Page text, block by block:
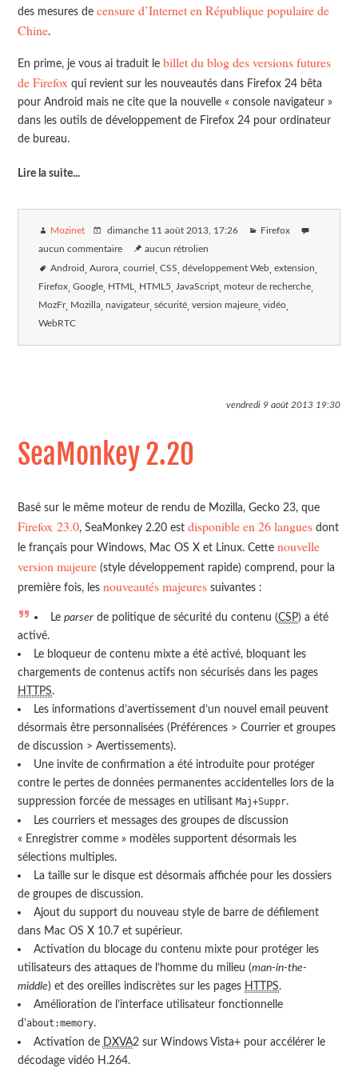
des mesures decensure d’Internet en République populaire de
Chine.
En prime, je vous ai traduit lebillet du blog des versions futures
de Firefox qui revient sur les nouveautés dans Firefox 24 bêta
pour Android mais ne cite que la nouvelle « console navigateur »
dans les outils de développement de Firefox 24 pour ordinateur
de bureau.
Lire la suite...
Mozinet dimanche 11 août 2013 , 17:26 Firefox
aucun commentaire aucun rétrolien
Android Aurora courriel CSS développement Web extension
Firefox Google HTML HTML5 JavaScript moteur de recherche
MozFr Mozilla navigateur sécurité version majeure vidéo
WebRTC
vendredi 9 août 201319:30
SeaMonkey 2.20
Basé sur le même moteur de rendu de Mozilla, Gecko 23, que
Firefox 23.0, SeaMonkey 2.20 estdisponible en 26 langues dont
le français pour Windows, Mac OS X et Linux. Cettenouvelle
version majeure (style développement rapide) comprend, pour la
première fois, lesnouveautés majeures suivantes :
Le parserde politique de sécurité du contenu (CSP) a été
activé.
Le bloqueur de contenu mixte a été activé, bloquant les
chargements de contenus actifs non sécurisés dans les pages
HTTPS.
Les informations d’avertissement d’un nouvel email peuvent
désormais être personnalisées (Préférences > Courrier et groupes
de discussion > Avertissements).
Une invite de confirmation a été introduite pour protéger
contre le pertes de données permanentes accidentelles lors de la
suppression forcée de messages en utilisantMaj+Suppr.
Les courriers et messages des groupes de discussion
« Enregistrer comme » modèles supportent désormais les
sélections multiples.
La taille sur le disque est désormais affichée pour les dossiers
de groupes de discussion.
Ajout du support du nouveau style de barre de défilement
dans Mac OS X 10.7 et supérieur.
Activation du blocage du contenu mixte pour protéger les
utilisateurs des attaques de l’homme du milieu (man-in-the-
middle) et des oreilles indiscrètes sur les pages HTTPS.
Amélioration de l’interface utilisateur fonctionnelle
d’about:memory.
Activation de DXVA2 sur Windows Vista+ pour accélérer le
décodage vidéo H.264.